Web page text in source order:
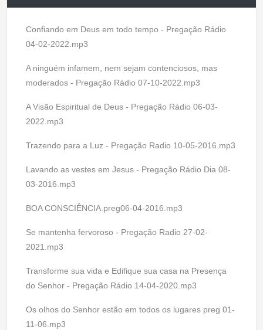
Confiando em Deus em todo tempo - Pregação Rádio
04-02-2022.mp3
A ninguém infamem, nem sejam contenciosos, mas
moderados - Pregação Rádio 07-10-2022.mp3
A Visão Espiritual de Deus - Pregação Rádio 06-03-
2022.mp3
Trazendo para a Luz - Pregação Radio 10-05-2016.mp3
Lavando as vestes em Jesus - Pregação Rádio Dia 08-
03-2016.mp3
BOA CONSCIÊNCIA.preg06-04-2016.mp3
Se mantenha fervoroso - Pregação Radio 27-02-
2021.mp3
Transforme sua vida e Edifique sua casa na Presença
do Senhor - Pregação Rádio 14-04-2020.mp3
Os olhos do Senhor estão em todos os lugares preg 01-
11-06.mp3